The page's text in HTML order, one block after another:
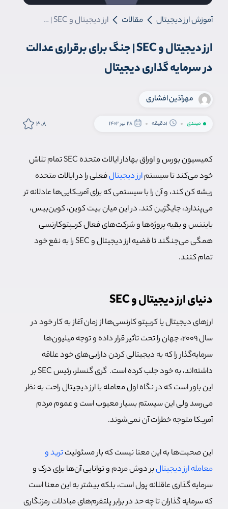
آموزش ارز دیجیتال مقالات ارز دیجیتال و SEC | جنگ برای برقراری عدالت در سرمایه گذاری دیجیتال
ارز دیجیتال و SEC | جنگ برای برقراری عدالت
در سرمایه گذاری دیجیتال
مهرآ‌ذین افشاری
مبتدی 1دقیقه 28 تیر 1402 3.8
کمیسیون بورس و اوراق بهادار ایالات متحده SEC تمام تلاش
خود می‌کند تا سیستمارز دیجیتالفعلی را در ایالات متحده
ریشه کن کند، و آن‌ را با سیستمی که برای آمریکایی‌ها عادلانه تر
می‌پندارد، جایگزین کند. در این میان بیت کوین، کوین‌بیس،
بایننس و بقیه پروژه‌ها و شرکت‌های فعال کریپتوکارنسی
همگی می‌جنگند تا قضیه ارز دیجیتال و SEC را به نفع خود
تمام کنند.
دنیای ارز دیجیتال و SEC
ارزهای دیجیتال یا کریپتو کارنسی‌ها از زمان آغاز به کار خود در
سال 2009، جهان را تحت تأثیر قرار داده و توجه میلیون‌ها
سرمایه‌گذار را که به دیجیتالی کردن دارایی‌های خود علاقه
داشته‌اند، به خود جلب کرده است. گری گنسلر، رئیس SEC بر
این باور است که در نگاه اول معامله با ارز دیجیتال راحت به نظر
می‌رسد ولی این سیستم بسیار معیوب است و عموم مردم
آمریکا متوجه خطرات آن نمی‌شوند.
این صحبت‌ها به این معنا نیست که بار مسئولیتترید و
معامله ارز دیجیتالبر دوش مردم و توانایی آن‌ها برای درک و
سرمایه گذاری عاقلانه پول است، بلکه بیشتر به این معنا است
که سرمایه گذاران تا چه حد در برابر پلتفرم‌های مبادلات رمزنگاری